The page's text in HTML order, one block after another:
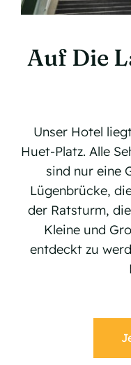
Auf Die
Unser Hotel
Huet-Platz. Alle
sind nur eine
Lügenbrücke,
der Ratsturm,
Kleine und
entdeckt zu